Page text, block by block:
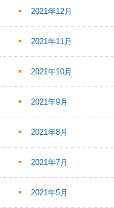
2021年12月
2021年11月
2021年10月
2021年9月
2021年8月
2021年7月
2021年5月